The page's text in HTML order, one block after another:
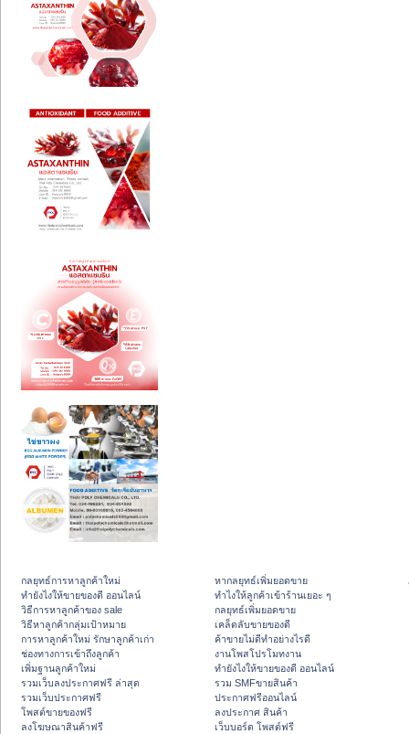
กลยุทธ์การหาลูกค้าใหม่
ทํายังไงให้ขายของดี ออนไลน์
วิธีการหาลูกค้าของ sale
วิธีหาลูกค้ากลุ่มเป้าหมาย
การหาลูกค้าใหม่ รักษาลูกค้าเก่า
ช่องทางการเข้าถึงลูกค้า
เพิ่มฐานลูกค้าใหม่
รวมเว็บลงประกาศฟรี ล่าสุด
รวมเว็บประกาศฟรี
โพสต์ขายของฟรี
ลงโฆษณาสินค้าฟรี
หากลยุทธ์เพิ่มยอดขาย
ทําไงให้ลูกค้าเข้าร้านเยอะ ๆ
กลยุทธ์เพิ่มยอดขาย
เคล็ดลับขายของดี
ค้าขายไม่ดีทำอย่างไรดี
งานโพสโปรโมทงาน
ทํายังไงให้ขายของดี ออนไลน์
รวม SMFขายสินค้า
ประกาศฟรีออนไลน์
ลงประกาศ สินค้า
เว็บบอร์ด โพสต์ฟรี